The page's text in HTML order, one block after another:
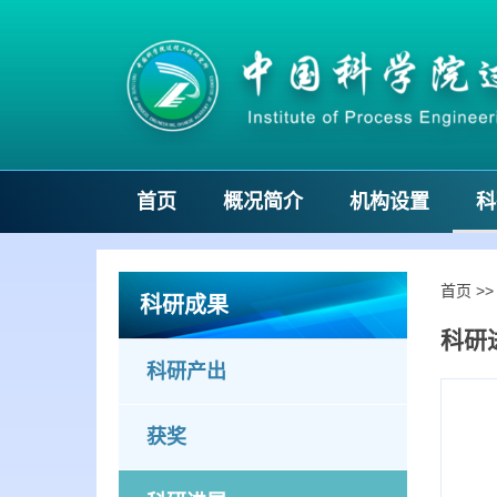
首页 概况简介 机构设置
科研成果
科研产出
获奖
首页 >>
科研